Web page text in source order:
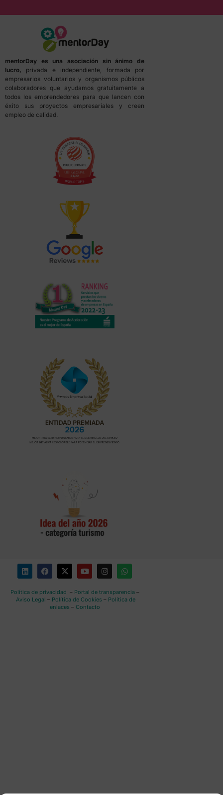
mentorDay es una asociación sin ánimo de
lucro, privada e independiente, formada por
empresarios voluntarios y organismos públicos
colaboradores que ayudamos gratuitamente a
todos los emprendedores para que lancen con
éxito sus proyectos empresariales y creen
empleo de calidad.
Política de privacidad – Portal de transparencia–
Aviso Legal – Política de Cookies – Política de
enlaces – Contacto